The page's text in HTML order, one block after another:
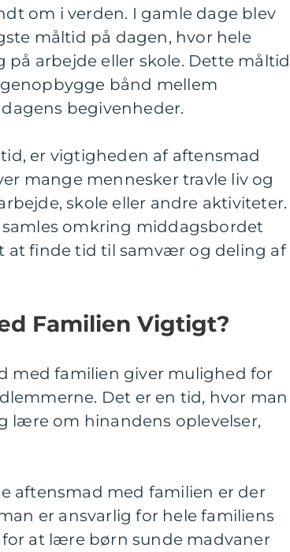
om i verden. I gamle dage blev
måltid på dagen, hvor hele
arbejde eller skole. Dette måltid
bånd mellem
begivenheder.
er vigtigheden af aftensmad
mange mennesker travle liv og
skole eller andre aktiviteter.
omkring middagsbordet
at finde tid til samvær og deling af
Familien Vigtigt?
med familien giver mulighed for
Det er en tid, hvor man
lære om hinandens oplevelser,
aftensmad med familien er der
er ansvarlig for hele familiens
at lære børn sunde madvaner